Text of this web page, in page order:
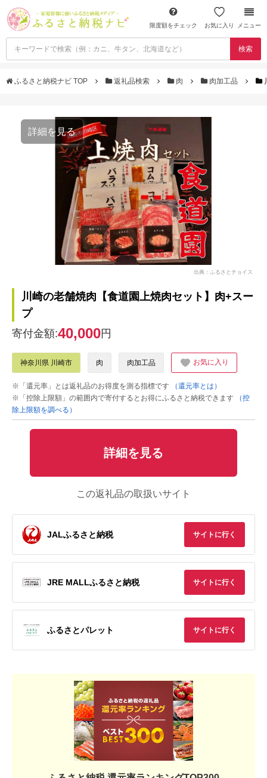
限度額をチェック お気に入り メニュー
検索
ふるさと納税ナビ TOP 返礼品検索 肉 肉加工品
詳細を見る
出典：ふるさとチョイス
川崎の老舗焼肉【食道園上焼肉セット】肉+スー
プ
寄付金額:40,000円
神奈川県 川崎市 肉 肉加工品 お気に入り
※「還元率」とは返礼品のお得度を測る指標です
（還元率とは）
※「控除上限額」の範囲内で寄付するとお得にふるさと納税できます
（控
除上限額を調べる）
詳細を見る
この返礼品の取扱いサイト
JALふるさと納税 サイトに行く
JRE MALLふるさと納税 サイトに行く
ふるさとパレット サイトに行く